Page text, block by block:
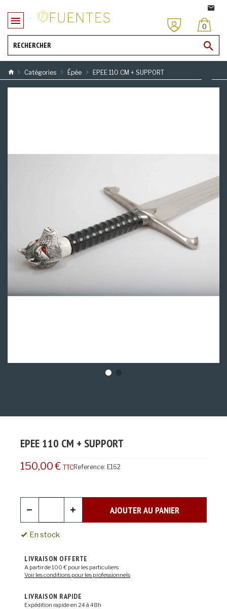
0
Catégories Épée EPEE 110 CM + SUPPORT
EPEE 110 CM + SUPPORT
150,00 € TTCReference: E162
AJOUTER AU PANIER
En stock
LIVRAISON OFFERTE
A partir de 100 € pour les particuliers
Voir les conditions pour les professionnels
LIVRAISON RAPIDE
Expédition rapide en 24 à 48h